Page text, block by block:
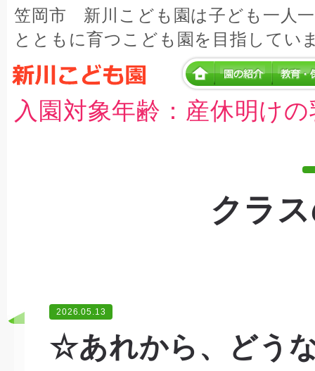
笠岡市 新川こども園は子ども一人
とともに育つこども園を目指してい
入園対象年齢：産休明け
クラ
2026.05.13
☆あれから、どう